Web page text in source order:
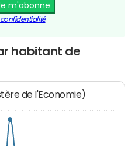
m'abonne
confidentialité
habitant de
de l'Economie)